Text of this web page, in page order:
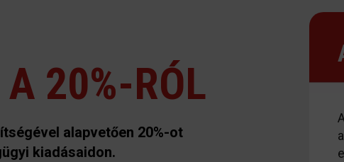
A 20%-RÓL
alapvetően 20%-ot
kiadásaidon.